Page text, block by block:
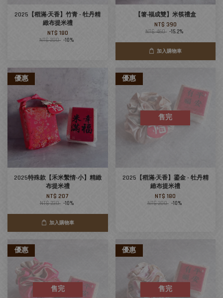
2025【稻滿‧天香】竹青 - 牡丹精
緻布提米禮
NT$ 180
NT$ 200 -10%
【箸‧福成雙】米筷禮盒
NT$ 390
NT$ 460 -15.2%
加入購物車
優惠
2025特殊款【禾米繫情-小】精緻
布提米禮
NT$ 207
NT$ 230 -10%
加入購物車
優惠
售完
2025【稻滿‧天香】鎏金 - 牡丹精
緻布提米禮
NT$ 180
NT$ 200 -10%
優惠
售完
優惠
售完